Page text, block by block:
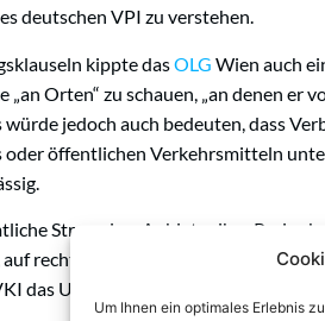
Um Ihnen ein optimales Erlebnis
deutschen VPI zu verstehen.
kippte dasOLG Wien auch
Orten“ zu schauen, „an denen er
würde jedoch auch bedeuten, dass
öffentlichen Verkehrsmitteln
Streaming-Anbieter ihre Preise
rechtskonforme
das Urteil. „Schrankenlosen